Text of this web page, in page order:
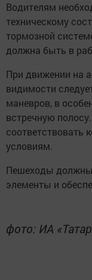
Водителям
техническому
тормозной
должна быть в
При движении на
видимости
маневров, в
встречную
условиям.
Пешеходы
элементы и
фото: ИА